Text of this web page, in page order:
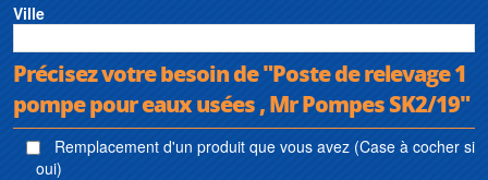
Ville
Précisez votre besoin de "Poste de relevage 1
pompe pour eaux usées , Mr Pompes SK2/19"
Remplacement d'un produit que vous avez (Case à cocher si
oui)